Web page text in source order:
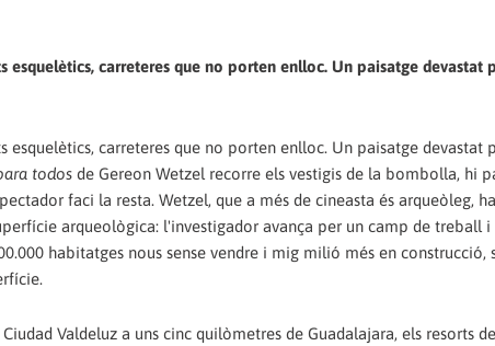
esquelètics, carreteres que no porten enlloc. Un paisatge devastat
esquelètics, carreteres que no porten enlloc. Un paisatge devastat
todos de Gereon Wetzel recorre els vestigis de la bombolla, hi
faci la resta. Wetzel, que a més de cineasta és arqueòleg,
arqueològica: l'investigador avança per un camp de treball i
habitatges nous sense vendre i mig milió més en construcció,
Valdeluz a uns cinc quilòmetres de Guadalajara, els resorts